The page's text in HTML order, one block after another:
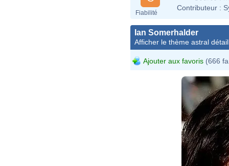
Fiabilité
Contributeur :
Ian Somerhalder
Afficher le thème astral
Ajouter aux favoris (666